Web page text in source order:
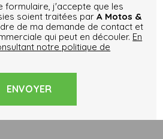
formulaire, j'accepte que les
soient traitées parA Motos &
de ma demande de contact et
qui peut en découler. En
notre politique de